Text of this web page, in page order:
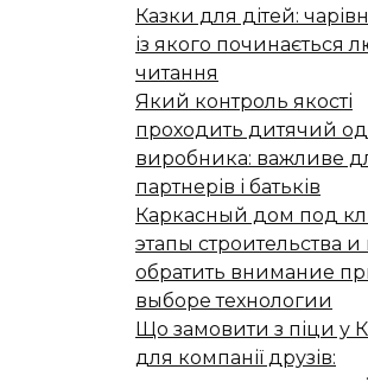
Казки для дітей:
із якого починається
читання
Який контроль якості
проходить дитячий
виробника: важливе
партнерів і батьків
Каркасный дом под
этапы строительства и
обратить внимание
выборе технологии
Що замовити з піци у
для компанії друзів: